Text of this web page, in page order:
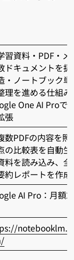
習資料・PDF・メ
ドキュメントを扱
・ノートブック単
理を進める仕組み
One AI Proで
張
数PDFの内容を照
の比較表を自動生
料を読み込み、全
約レポートを作成
AI Pro：月額